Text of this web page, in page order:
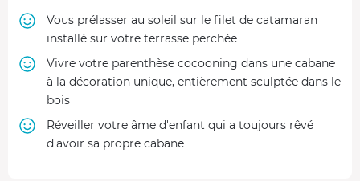
Vous prélasser au soleil sur le filet de catamaran
installé sur votre terrasse perchée
Vivre votre parenthèse cocooning dans une cabane
à la décoration unique, entièrement sculptée dans le
bois
Réveiller votre âme d'enfant qui a toujours rêvé
d'avoir sa propre cabane